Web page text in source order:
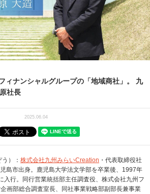
ィナンシャルグループの「地域商社」。 九
社長
2025.06.04
）： 株式会社九州みらいCreation ・代表取締役社
島市出身。鹿児島大学法文学部を卒業後、1997年
入行。同行営業統括部主任調査役、株式会社九州フ
画部総合調査室長、同社事業戦略部副部長兼事業